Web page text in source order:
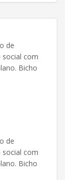
de
com
Bicho
de
com
Bicho